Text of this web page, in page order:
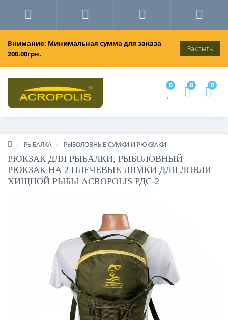
Внимание: Минимальная сумма для заказа
200.00грн.
Закрыть
0 0 0
РЫБАЛКА РЫБОЛОВНЫЕ СУМКИ И РЮКЗАКИ
РЮКЗАК ДЛЯ РЫБАЛКИ, РЫБОЛОВНЫЙ
РЮКЗАК НА 2 ПЛЕЧЕВЫЕ ЛЯМКИ ДЛЯ ЛОВЛИ
ХИЩНОЙ РЫБЫ ACROPOLIS РДС-2